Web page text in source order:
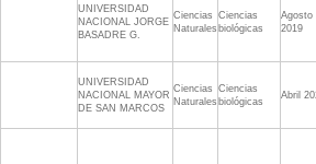
UNIVERSIDAD
NACIONAL JORGE
BASADRE G.
Ciencias
Naturales
Ciencias
biológicas
Agosto
2019
UNIVERSIDAD
NACIONAL MAYOR
DE SAN MARCOS
Ciencias
Naturales
Ciencias
biológicas
Abril